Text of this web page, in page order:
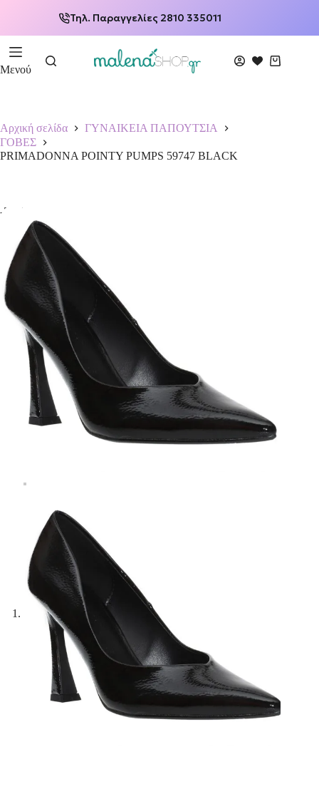
Τηλ. Παραγγελίες 2810 335011
Μενού
Αρχική σελίδα
ΓΥΝΑΙΚΕΙΑ ΠΑΠΟΥΤΣΙΑ
ΓΟΒΕΣ
PRIMADONNA POINTY PUMPS 59747 BLACK
-50%